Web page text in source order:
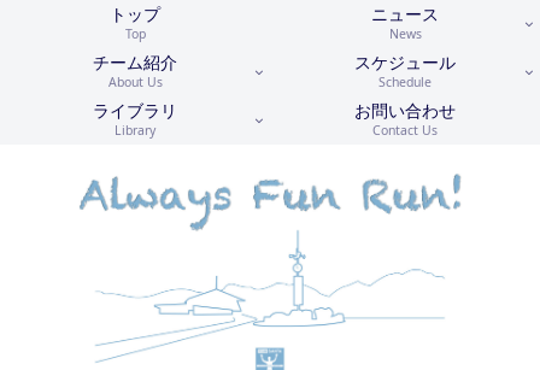
トップ
Top
ニュース
News
チーム紹介
About Us
スケジュール
Schedule
ライブラリ
Library
お問い合わせ
Contact Us